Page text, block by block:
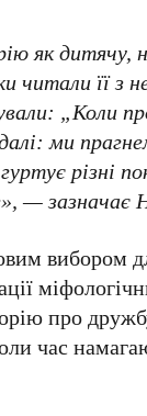
як
читали її
„Коли
ми
різні
— зазначає
вибором
про
час